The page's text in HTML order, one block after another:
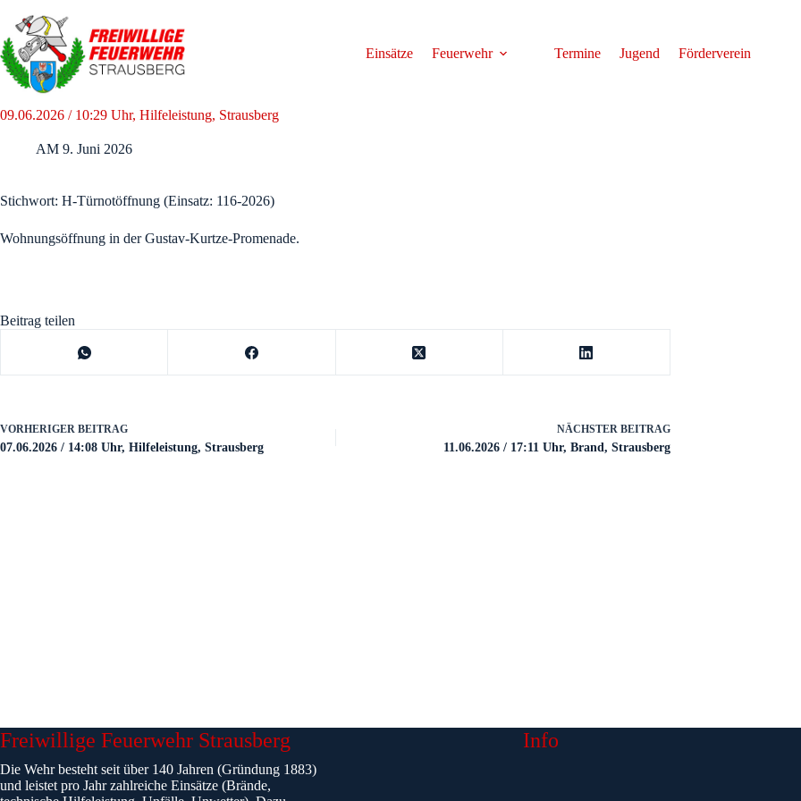
Inhalt
springen
Einsätze
Feuerwehr Termine Jugend Förderverein
09.06.2026 / 10:29 Uhr, Hilfeleistung, Strausberg
AM 9. Juni 2026
Stichwort: H-Türnotöffnung (Einsatz: 116-2026)
Wohnungsöffnung in der Gustav-Kurtze-Promenade.
Beitrag teilen
VORHERIGER BEITRAG
07.06.2026 / 14:08 Uhr, Hilfeleistung, Strausberg
NÄCHSTER BEITRAG
11.06.2026 / 17:11 Uhr, Brand, Strausberg
Freiwillige Feuerwehr Strausberg
Die Wehr besteht seit über 140 Jahren (Gründung 1883)
und leistet pro Jahr zahlreiche Einsätze (Brände,
Info